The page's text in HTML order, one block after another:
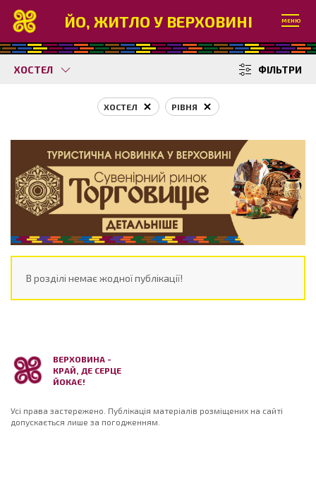
ЙО, ЖИТЛО У ВЕРХОВИНІ МЕНЮ
ХОСТЕЛ ФІЛЬТРИ
ХОСТЕЛ РІВНЯ
В розділі немає жодної публікації!
ВЕРХОВИНА -
КРАЙ, ДЕ СЕРЦЕ
ЙОКАЄ!
Усі права застережено. Публікація матеріалів розміщених на сайті
допускається лише за погодженням.